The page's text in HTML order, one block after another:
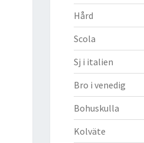
Hård
Scola
Sj i italien
Bro i venedig
Bohuskulla
Kolväte